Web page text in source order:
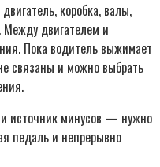
коробка, валы,
двигателем и
Пока водитель выжимает
связаны и можно выбрать
источник минусов — нужно
педаль и непрерывно